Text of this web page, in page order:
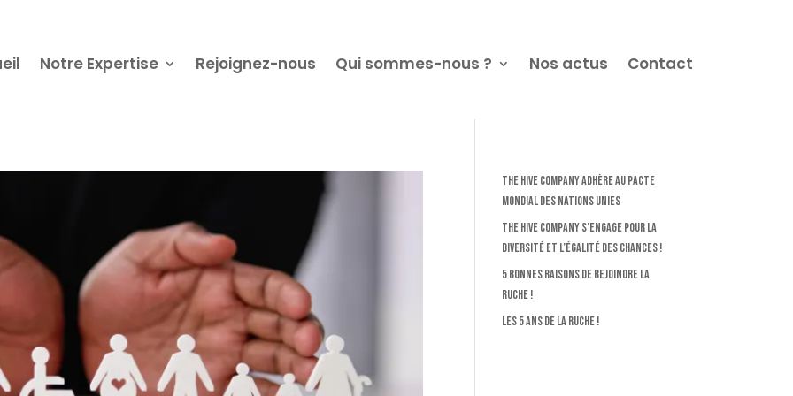
Notre Expertise Rejoignez-nous Qui sommes-nous ? Nos actus Contact
The Hive Company adhère au Pacte
Mondial des Nations Unies
The Hive Company s’engage pour la
diversité et l’égalité des chances !
5 bonnes raisons de rejoindre la
Ruche !
Les 5 ans de la Ruche !